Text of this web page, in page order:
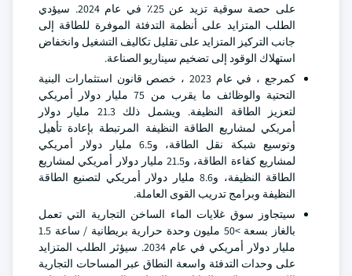
على حصة سوقية تزيد عن 25٪ في عام 2024. سيؤدي
الطلب المتزايد على أنظمة التدفئة الموفرة للطاقة إلى
جانب التركيز المتزايد على تقليل تكاليف التشغيل وانخفاض
استهلاك الوقود إلى تضخيم سيناريو الصناعة.
كمرجع ، في عام 2023 ، خصص قانون استثمارات البنية
التحتية والوظائف ما يقرب من 75 مليار دولار أمريكي
لتعزيز الطاقة النظيفة. ويشمل ذلك 21.3 مليار دولار
أمريكي لمشاريع الطاقة النظيفة المرتبطة بإعادة تأهيل
وتوسيع شبكة نقل الطاقة، و6.5 مليار دولار أمريكي
لمشاريع كفاءة الطاقة، و21.5 مليار دولار أمريكي لمشاريع
الطاقة النظيفة، و8.6 مليار دولار أمريكي لتصنيع الطاقة
النظيفة وبرامج تدريب القوى العاملة.
سيتجاوز سوق غلايات الماء الساخن التجارية التي تعمل
بالغاز بسعة >50 مليون وحدة حرارية بريطانية / ساعة 1.5
مليار دولار أمريكي في عام 2034. سيؤثر الطلب المتزايد
على وحدات التدفئة واسعة النطاق عبر المساحات التجارية